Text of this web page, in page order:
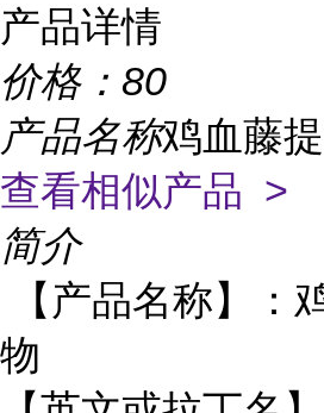
产品详情
价格： 80
产品名称鸡血藤
查看相似产品 >
简介
【产品名称】：
物